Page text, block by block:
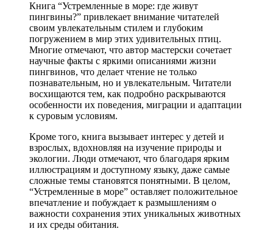
Книга “Устремленные в море: где живут
пингвины?” привлекает внимание читателей
своим увлекательным стилем и глубоким
погружением в мир этих удивительных птиц.
Многие отмечают, что автор мастерски сочетает
научные факты с яркими описаниями жизни
пингвинов, что делает чтение не только
познавательным, но и увлекательным. Читатели
восхищаются тем, как подробно раскрываются
особенности их поведения, миграции и адаптации
к суровым условиям.
Кроме того, книга вызывает интерес у детей и
взрослых, вдохновляя на изучение природы и
экологии. Люди отмечают, что благодаря ярким
иллюстрациям и доступному языку, даже самые
сложные темы становятся понятными. В целом,
“Устремленные в море” оставляет положительное
впечатление и побуждает к размышлениям о
важности сохранения этих уникальных животных
и их среды обитания.